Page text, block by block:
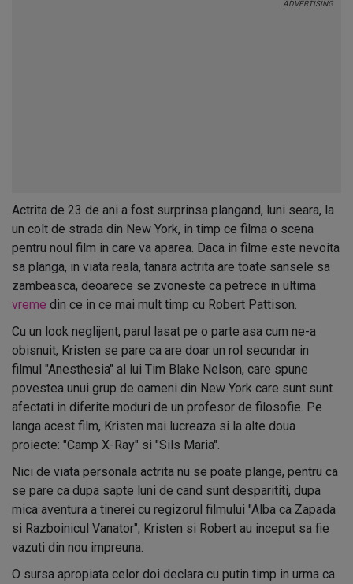
Actrita de 23 de ani a fost surprinsa plangand, luni seara, la
un colt de strada din New York, in timp ce filma o scena
pentru noul film in care va aparea. Daca in filme este nevoita
sa planga, in viata reala, tanara actrita are toate sansele sa
zambeasca, deoarece se zvoneste ca petrece in ultima
vreme din ce in ce mai mult timp cu Robert Pattison.
Cu un look neglijent, parul lasat pe o parte asa cum ne-a
obisnuit, Kristen se pare ca are doar un rol secundar in
filmul "Anesthesia" al lui Tim Blake Nelson, care spune
povestea unui grup de oameni din New York care sunt sunt
afectati in diferite moduri de un profesor de filosofie. Pe
langa acest film, Kristen mai lucreaza si la alte doua
proiecte: "Camp X-Ray" si "Sils Maria".
Nici de viata personala actrita nu se poate plange, pentru ca
se pare ca dupa sapte luni de cand sunt desparititi, dupa
mica aventura a tinerei cu regizorul filmului "Alba ca Zapada
si Razboinicul Vanator", Kristen si Robert au inceput sa fie
vazuti din nou impreuna.
O sursa apropiata celor doi declara cu putin timp in urma ca